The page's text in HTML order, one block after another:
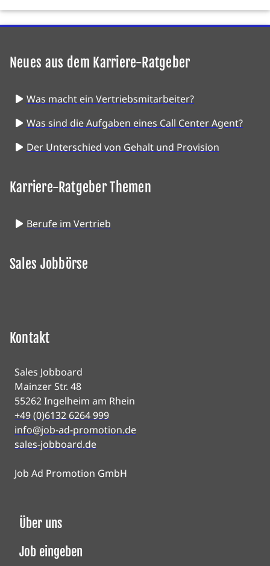
Neues aus dem Karriere-Ratgeber
Was macht ein Vertriebsmitarbeiter?
Was sind die Aufgaben eines Call Center Agent?
Der Unterschied von Gehalt und Provision
Karriere-Ratgeber Themen
Berufe im Vertrieb
Sales Jobbörse
Kontakt
Sales Jobboard
Mainzer Str. 48
55262 Ingelheim am Rhein
+49 (0)6132 6264 999
info@job-ad-promotion.de
sales-jobboard.de
Job Ad Promotion GmbH
Über uns
Job eingeben